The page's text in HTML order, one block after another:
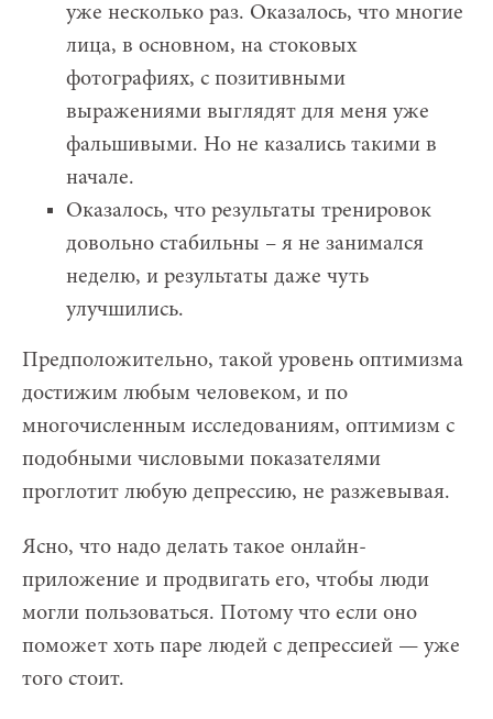
уже несколько раз. Оказалось, что многие
лица, в основном, на стоковых
фотографиях, с позитивными
выражениями выглядят для меня уже
фальшивыми. Но не казались такими в
начале.
Оказалось, что результаты тренировок
довольно стабильны – я не занимался
неделю, и результаты даже чуть
улучшились.
Предположительно, такой уровень оптимизма
достижим любым человеком, и по
многочисленным исследованиям, оптимизм с
подобными числовыми показателями
проглотит любую депрессию, не разжевывая.
Ясно, что надо делать такое онлайн-
приложение и продвигать его, чтобы люди
могли пользоваться. Потому что если оно
поможет хоть паре людей с депрессией — уже
того стоит.